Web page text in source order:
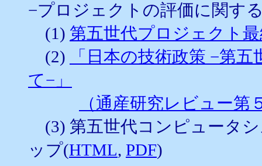
−プロジェクトの評価に関す
(1) 第五世代プロジェクト
(2)
「日本の技術政策 −第
て−」
（通産研究レビュー第
(3) 第五世代コンピュータ
ップ(HTML, PDF)